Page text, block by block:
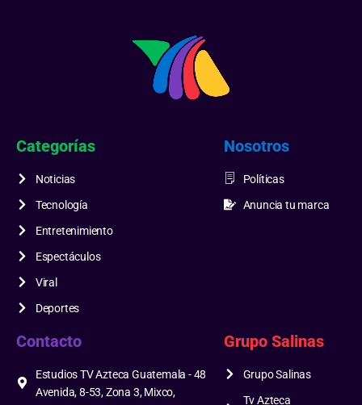
Categorías
Noticias
Tecnología
Entretenimiento
Espectáculos
Viral
Deportes
Nosotros
Políticas
Anuncia tu marca
Contacto
Estudios TV Azteca Guatemala - 48
Avenida, 8-53, Zona 3, Mixco,
Grupo Salinas
Grupo Salinas
Tv Azteca